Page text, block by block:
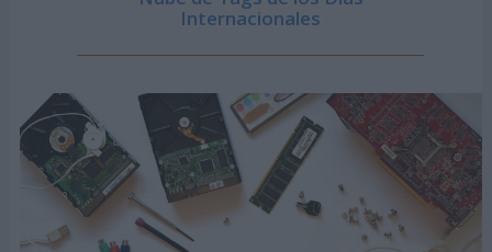
Internacionales